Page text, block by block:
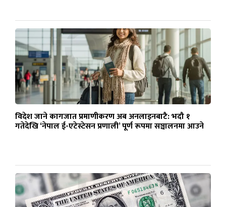
विदेश जाने कागजात प्रमाणीकरण अब अनलाइनबाटै: भदौ १
गतेदेखि ‘नेपाल ई-एटेस्टेसन प्रणाली’ पूर्ण रूपमा सञ्चालनमा आउने